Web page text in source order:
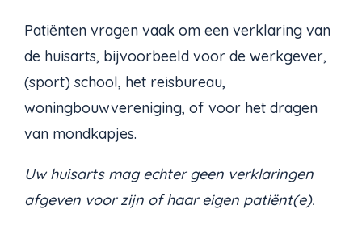
Patiënten vragen vaak om een verklaring van
de huisarts, bijvoorbeeld voor de werkgever,
(sport) school, het reisbureau,
woningbouwvereniging, of voor het dragen
van mondkapjes.
Uw huisarts mag echter geen verklaringen
afgeven voor zijn of haar eigen patiënt(e).